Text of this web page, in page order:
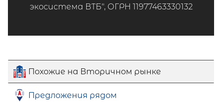
экосистема ВТБ", ОГРН 11977463330132
Похожие на Вторичном рынке
Предложения рядом